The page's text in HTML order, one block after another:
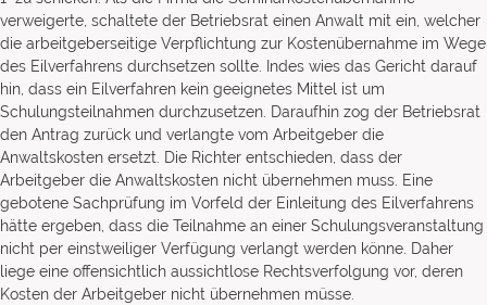
verweigerte, schaltete der Betriebsrat einen Anwalt mit ein, welcher
die arbeitgeberseitige Verpflichtung zur Kostenübernahme im Wege
des Eilverfahrens durchsetzen sollte. Indes wies das Gericht darauf
hin, dass ein Eilverfahren kein geeignetes Mittel ist um
Schulungsteilnahmen durchzusetzen. Daraufhin zog der Betriebsrat
den Antrag zurück und verlangte vom Arbeitgeber die
Anwaltskosten ersetzt. Die Richter entschieden, dass der
Arbeitgeber die Anwaltskosten nicht übernehmen muss. Eine
gebotene Sachprüfung im Vorfeld der Einleitung des Eilverfahrens
hätte ergeben, dass die Teilnahme an einer Schulungsveranstaltung
nicht per einstweiliger Verfügung verlangt werden könne. Daher
liege eine offensichtlich aussichtlose Rechtsverfolgung vor, deren
Kosten der Arbeitgeber nicht übernehmen müsse.